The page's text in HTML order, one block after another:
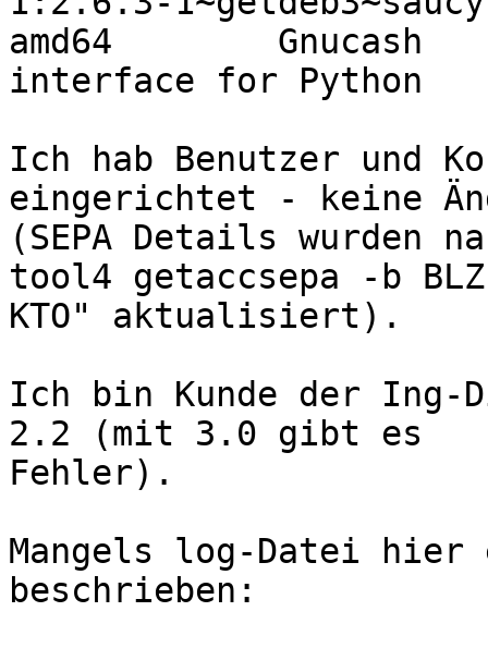
amd64        Gnucash
interface for Python
Ich hab Benutzer und
eingerichtet - keine
(SEPA Details wurden
tool4 getaccsepa -b
KTO" aktualisiert).
Ich bin Kunde der Ing-
2.2 (mit 3.0 gibt es
Fehler).
Mangels log-Datei
beschrieben: